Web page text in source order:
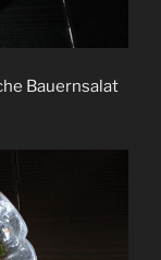
Bauernsalat